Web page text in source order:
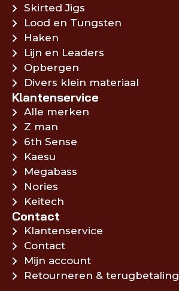
Skirted Jigs
Lood en Tungsten
Haken
Lijn en Leaders
Opbergen
Divers klein materiaal
Klantenservice
Alle merken
Z man
6th Sense
Kaesu
Megabass
Nories
Keitech
Contact
Klantenservice
Contact
Mijn account
Retourneren & terugbetaling